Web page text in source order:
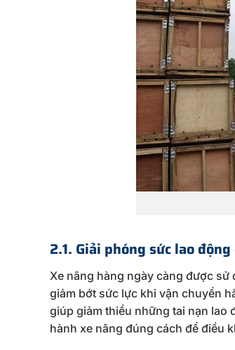
2.1. Giải phóng sức lao
Xe nâng hàng ngày càng được
giảm bớt sức lực khi vận chuyển
giúp giảm thiểu những tai nạn lao
hành xe nâng đúng cách để điều